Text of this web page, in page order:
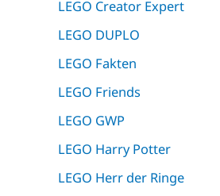
LEGO Creator Expert
LEGO DUPLO
LEGO Fakten
LEGO Friends
LEGO GWP
LEGO Harry Potter
LEGO Herr der Ringe